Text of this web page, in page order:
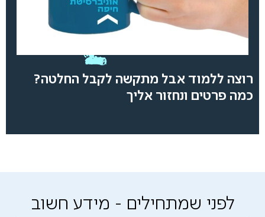
רוצה ללמוד אבל מתקשה לקבל החלטה?
כמה פרטים ונחזור אליך
לפני שמתחילים - מידע חשוב